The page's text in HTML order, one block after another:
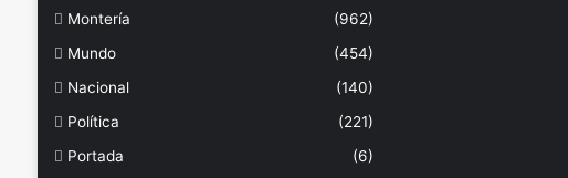
Montería
(962)
Mundo
(454)
Nacional
(140)
Política
(221)
Portada
(6)